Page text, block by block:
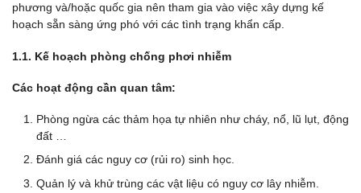
phương và/hoặc quốc gia nên tham gia vào việc xây dựng kế
hoạch sẵn sàng ứng phó với các tình trạng khẩn cấp.
1.1. Kế hoạch phòng chống phơi nhiễm
Các hoạt động cần quan tâm:
Phòng ngừa các thảm họa tự nhiên như cháy, nổ, lũ lụt, động
đất …
Đánh giá các nguy cơ (rủi ro) sinh học.
Quản lý và khử trùng các vật liệu có nguy cơ lây nhiễm.